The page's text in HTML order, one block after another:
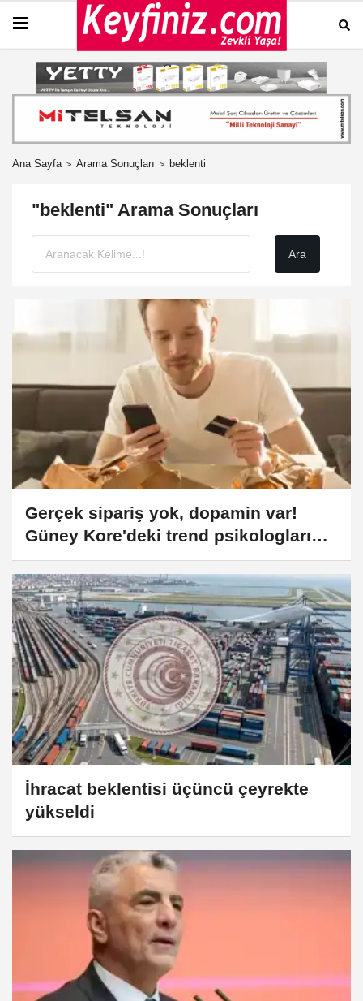
Ana Sayfa Arama Sonuçları beklenti
"beklenti" Arama Sonuçları
Gerçek sipariş yok, dopamin var!
Güney Kore'deki trend psikologların
gündeminde
İhracat beklentisi üçüncü çeyrekte
yükseldi